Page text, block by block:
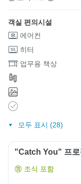
객실 편의시설
에어컨
히터
업무용 책상
모두 표시 (28)
"Catch You" 프로
조식 포함